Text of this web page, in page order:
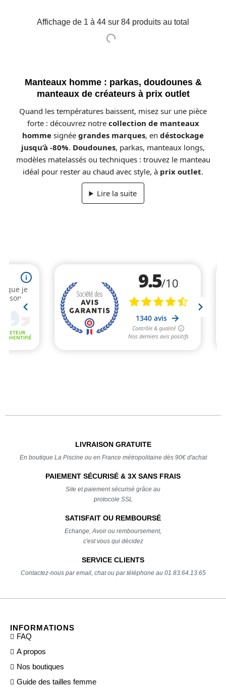
Affichage de 1 à 44 sur 84 produits au total
Manteaux homme : parkas, doudounes &
manteaux de créateurs à prix outlet
Quand les températures baissent, misez sur une pièce
forte : découvrez notre collection de manteaux
homme signée grandes marques, en déstockage
jusqu’à -80%. Doudounes, parkas, manteaux longs,
modèles matelassés ou techniques : trouvez le manteau
idéal pour rester au chaud avec style, à prix outlet.
Lire la suite
LIVRAISON GRATUITE
En boutique La Piscine ou en France métropolitaine dès 90€ d'achat
PAIEMENT SÉCURISÉ & 3X SANS FRAIS
Site et paiement sécurisé grâce au
protocole SSL
SATISFAIT OU REMBOURSÉ
Echange, Avoir ou remboursement,
c'est vous qui décidez
SERVICE CLIENTS
Contactez-nous par email, chat ou par téléphone au 01.83.64.13.65
INFORMATIONS
FAQ
A propos
Nos boutiques
Guide des tailles femme